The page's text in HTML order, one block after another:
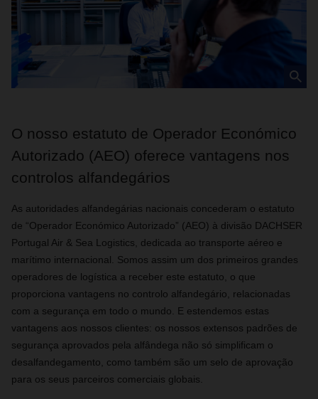
O nosso estatuto de Operador Económico
Autorizado (AEO) oferece vantagens nos
controlos alfandegários
As autoridades alfandegárias nacionais concederam o estatuto
de “Operador Económico Autorizado” (AEO) à divisão DACHSER
Portugal Air & Sea Logistics, dedicada ao transporte aéreo e
marítimo internacional. Somos assim um dos primeiros grandes
operadores de logística a receber este estatuto, o que
proporciona vantagens no controlo alfandegário, relacionadas
com a segurança em todo o mundo. E estendemos estas
vantagens aos nossos clientes: os nossos extensos padrões de
segurança aprovados pela alfândega não só simplificam o
desalfandegamento, como também são um selo de aprovação
para os seus parceiros comerciais globais.